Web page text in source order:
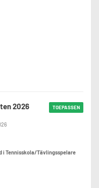
TOEPASSEN
2026
i Tennisskola/Tävlingsspelare